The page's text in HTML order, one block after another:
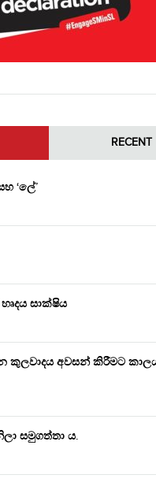
RECENT
‘ලේ’
සාක්ෂිය
කුලවාදය අවසන් කිරීමට
සමුගත්තා ය.